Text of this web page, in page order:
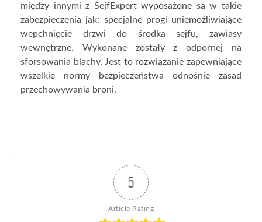
między innymi z SejfExpert wyposażone są w takie
zabezpieczenia jak: specjalne progi uniemożliwiające
wepchnięcie drzwi do środka sejfu, zawiasy
wewnętrzne. Wykonane zostały z odpornej na
sforsowania blachy. Jest to rozwiązanie zapewniające
wszelkie normy bezpieczeństwa odnośnie zasad
przechowywania broni.
5
Article Rating